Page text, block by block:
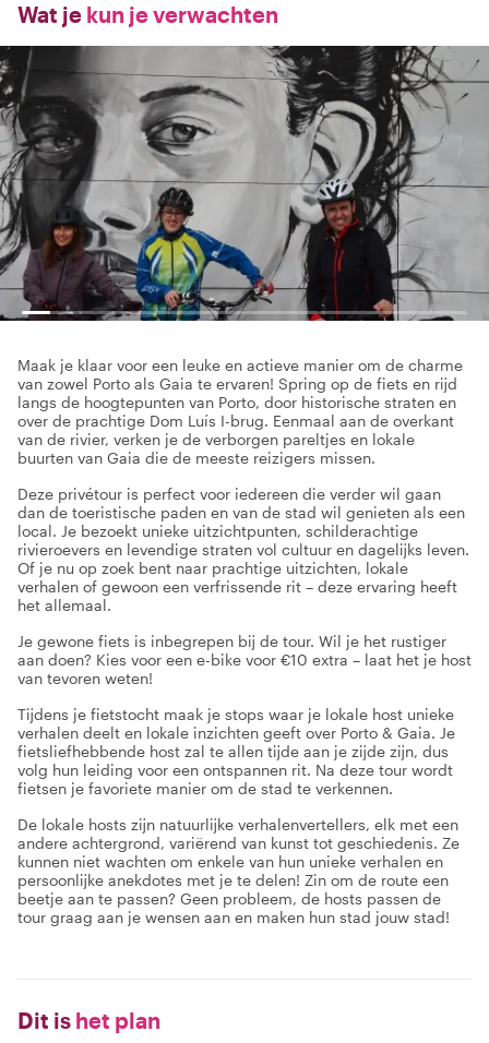
Wat je kun je verwachten
Maak je klaar voor een leuke en actieve manier om de charme
van zowel Porto als Gaia te ervaren! Spring op de fiets en rijd
langs de hoogtepunten van Porto, door historische straten en
over de prachtige Dom Luís I-brug. Eenmaal aan de overkant
van de rivier, verken je de verborgen pareltjes en lokale
buurten van Gaia die de meeste reizigers missen.
Deze privétour is perfect voor iedereen die verder wil gaan
dan de toeristische paden en van de stad wil genieten als een
local. Je bezoekt unieke uitzichtpunten, schilderachtige
rivieroevers en levendige straten vol cultuur en dagelijks leven.
Of je nu op zoek bent naar prachtige uitzichten, lokale
verhalen of gewoon een verfrissende rit – deze ervaring heeft
het allemaal.
Je gewone fiets is inbegrepen bij de tour. Wil je het rustiger
aan doen? Kies voor een e-bike voor €10 extra – laat het je host
van tevoren weten!
Tijdens je fietstocht maak je stops waar je lokale host unieke
verhalen deelt en lokale inzichten geeft over Porto & Gaia. Je
fietsliefhebbende host zal te allen tijde aan je zijde zijn, dus
volg hun leiding voor een ontspannen rit. Na deze tour wordt
fietsen je favoriete manier om de stad te verkennen.
De lokale hosts zijn natuurlijke verhalenvertellers, elk met een
andere achtergrond, variërend van kunst tot geschiedenis. Ze
kunnen niet wachten om enkele van hun unieke verhalen en
persoonlijke anekdotes met je te delen! Zin om de route een
beetje aan te passen? Geen probleem, de hosts passen de
tour graag aan je wensen aan en maken hun stad jouw stad!
Dit is het plan